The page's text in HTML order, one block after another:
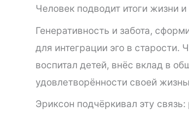
Человек подводит итоги жизни
Генеративность и забота,
для интеграции эго в
воспитал детей, внёс вклад в
удовлетворённости своей
Эриксон подчёркивал эту